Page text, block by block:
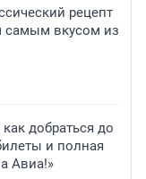
рецепт
самым вкусом из
добраться до
и полная
Авиа!»